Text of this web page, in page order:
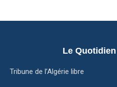
Le
Tribune de l’Algérie libre